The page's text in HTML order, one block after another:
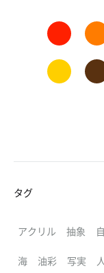
タグ
アクリル 抽象
海 油彩 写実 人